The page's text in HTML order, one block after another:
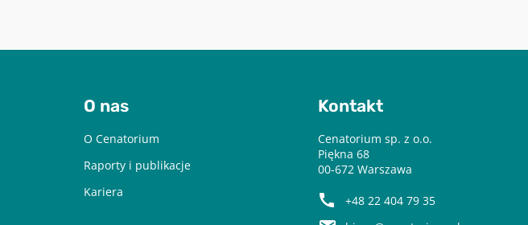
O nas
O Cenatorium
Raporty i publikacje
Kariera
Kontakt
Cenatorium sp. z o.o.
Piękna 68
00-672 Warszawa
+48 22 404 79 35